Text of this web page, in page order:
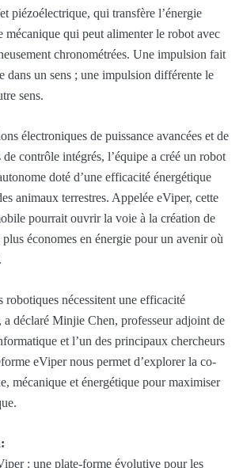
piézoélectrique, qui transfère l’énergie
mécanique qui peut alimenter le robot avec
chronométrées. Une impulsion fait
dans un sens ; une impulsion différente le
sens.
électroniques de puissance avancées et de
de contrôle intégrés, l’équipe a créé un robot
doté d’une efficacité énergétique
animaux terrestres. Appelée eViper, cette
pourrait ouvrir la voie à la création de
économes en énergie pour un avenir où
robotiques nécessitent une efficacité
a déclaré Minjie Chen, professeur adjoint de
et l’un des principaux chercheurs
eViper nous permet d’explorer la co-
mécanique et énergétique pour maximiser
: une plate-forme évolutive pour les